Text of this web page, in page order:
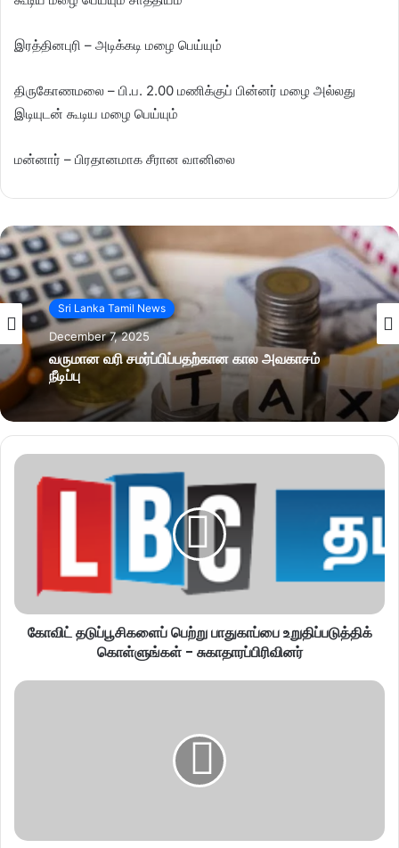
இரத்தினபுரி – அடிக்கடி மழை பெய்யும்
திருகோணமலை – பி.ப. 2.00 மணிக்குப் பின்னர் மழை அல்லது
இடியுடன் கூடிய மழை பெய்யும்
மன்னார் – பிரதானமாக சீரான வானிலை
Sri Lanka Tamil News
December 7, 2025
வருமான வரி சமர்ப்பிப்பதற்கான கால அவகாசம்
நீடிப்பு
கோவிட் தடுப்பூசிகளைப் பெற்று பாதுகாப்பை உறுதிப்படுத்திக்
கொள்ளுங்கள் - சுகாதாரப்பிரிவினர்